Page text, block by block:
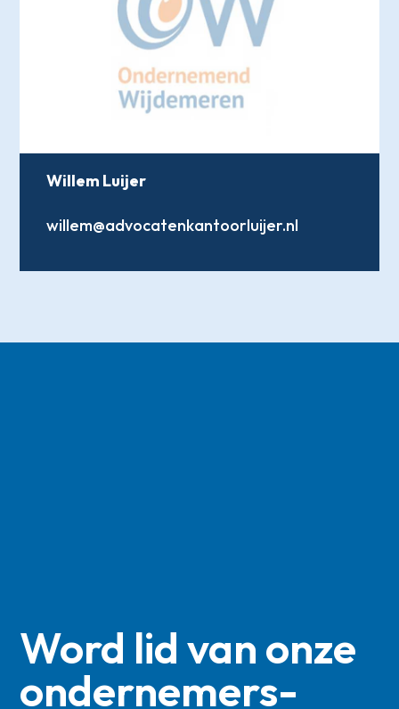
Willem Luijer
willem@advocatenkantoorluijer.nl
Word lid van onze
ondernemers­